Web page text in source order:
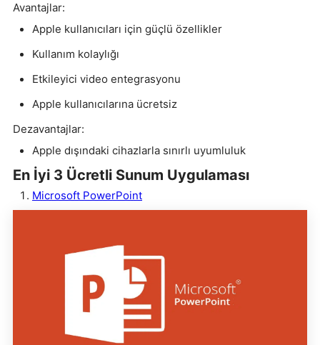
Avantajlar:
Apple kullanıcıları için güçlü özellikler
Kullanım kolaylığı
Etkileyici video entegrasyonu
Apple kullanıcılarına ücretsiz
Dezavantajlar:
Apple dışındaki cihazlarla sınırlı uyumluluk
En İyi 3 Ücretli Sunum Uygulaması
Microsoft PowerPoint